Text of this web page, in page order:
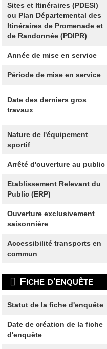
Sites et Itinéraires (PDESI)
ou Plan Départemental des
Itinéraires de Promenade et
de Randonnée (PDIPR)
Année de mise en service
Période de mise en service
Date des derniers gros
travaux
Nature de l'équipement
sportif
Arrêté d'ouverture au public
Etablissement Relevant du
Public (ERP)
Ouverture exclusivement
saisonnière
Accessibilité transports en
commun
Fiche d'enquête
Statut de la fiche d'enquête
Date de création de la fiche
d'enquête